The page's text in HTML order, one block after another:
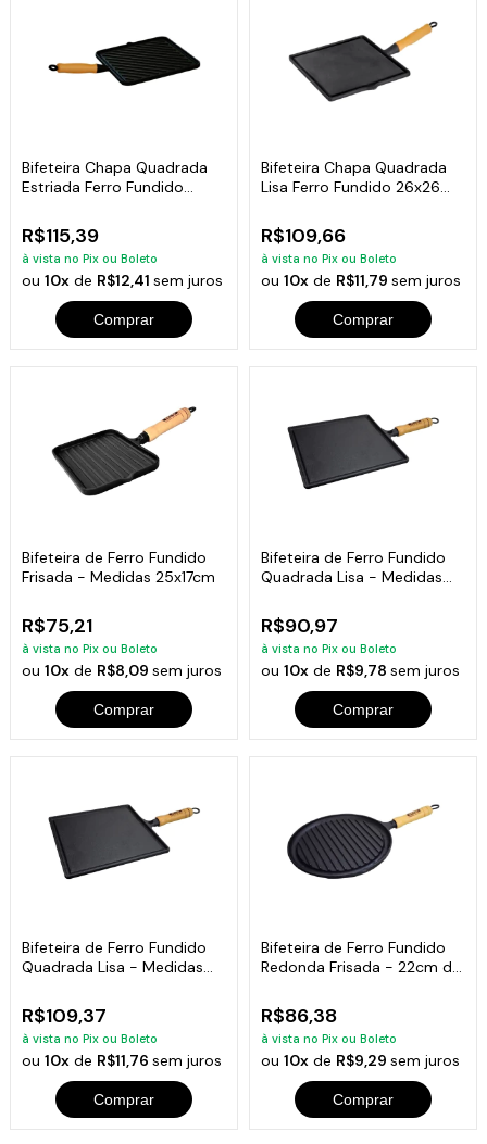
Bifeteira Chapa Quadrada
Estriada Ferro Fundido
R$115,39
à vista no Pix ou Boleto
ou10x de R$12,41sem juros
Comprar
Bifeteira Chapa Quadrada
Lisa Ferro Fundido 26x26
R$109,66
à vista no Pix ou Boleto
ou 10xde R$11,79 sem juros
Comprar
Bifeteira de Ferro Fundido
Frisada - Medidas 25x17cm
R$75,21
à vista no Pix ou Boleto
ou10x de R$8,09sem juros
Comprar
Bifeteira de Ferro Fundido
Quadrada Lisa - Medidas
R$90,97
à vista no Pix ou Boleto
ou 10xde R$9,78 sem juros
Comprar
Bifeteira de Ferro Fundido
Quadrada Lisa - Medidas
R$109,37
à vista no Pix ou Boleto
ou10x de R$11,76sem juros
Comprar
Bifeteira de Ferro Fundido
Redonda Frisada - 22cm de
R$86,38
à vista no Pix ou Boleto
ou 10xde R$9,29 sem juros
Comprar